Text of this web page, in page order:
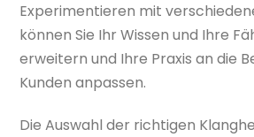
Experimentieren mit
können Sie Ihr Wissen und Ihre
erweitern und Ihre Praxis an die
Kunden anpassen.
Die Auswahl der richtigen